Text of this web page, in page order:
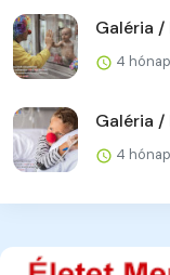
Galéria /
4
Galéria /
4